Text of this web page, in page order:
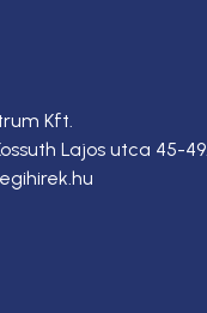
Kft.
Lajos utca 45-49.